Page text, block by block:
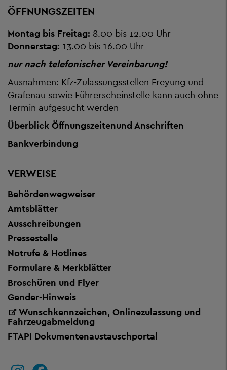
ÖFFNUNGSZEITEN
Montag bis Freitag: 8.00 bis 12.00 Uhr
Donnerstag: 13.00 bis 16.00 Uhr
nur nach telefonischer Vereinbarung!
Ausnahmen: Kfz-Zulassungsstellen Freyung und
Grafenau sowie Führerscheinstelle kann auch ohne
Termin aufgesucht werden
Überblick Öffnungszeitenund Anschriften
Bankverbindung
VERWEISE
Behördenwegweiser
Amtsblätter
Ausschreibungen
Pressestelle
Notrufe & Hotlines
Formulare & Merkblätter
Broschüren und Flyer
Gender-Hinweis
Wunschkennzeichen, Onlinezulassung und
Fahrzeugabmeldung
FTAPI Dokumentenaustauschportal